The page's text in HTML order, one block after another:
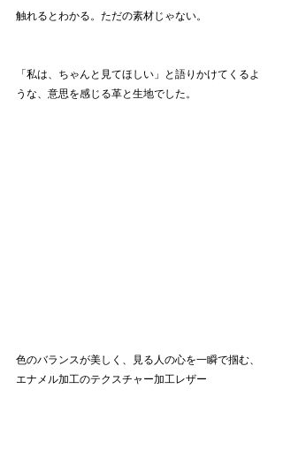
触れるとわかる。ただの素材じゃない。
「私は、ちゃんと見てほしい」と語りかけてくるよ
うな、意思を感じる革と生地でした。
色のバランスが美しく、見る人の心を一瞬で掴む、
エナメル加工のテクスチャー加工レザー